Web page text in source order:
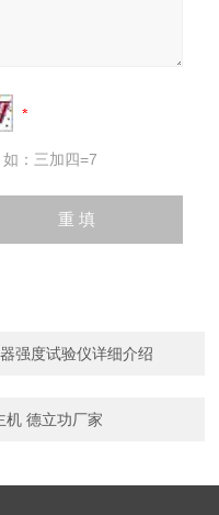
：三加四=7
强度试验仪详细介绍
机 德立功厂家